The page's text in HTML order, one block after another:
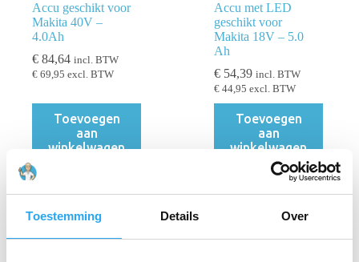
Toestemming Details Over
Accu geschikt voor
Makita 40V –
4.0Ah
€ 84,64 incl. BTW
€ 69,95 excl. BTW
Toevoegen
aan
winkelwagen
Accu met LED
geschikt voor
Makita 18V – 5.0
Ah
€ 54,39 incl. BTW
€ 44,95 excl. BTW
Toevoegen
aan
winkelwagen
Filters